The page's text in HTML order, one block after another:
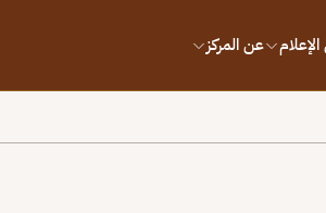
عن المركز